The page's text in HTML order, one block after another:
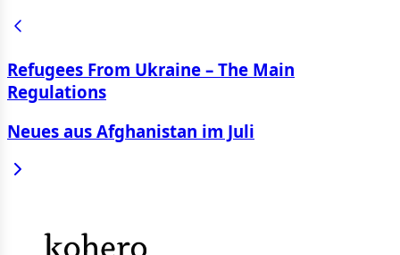
Refugees From Ukraine – The Main
Regulations
Neues aus Afghanistan im Juli